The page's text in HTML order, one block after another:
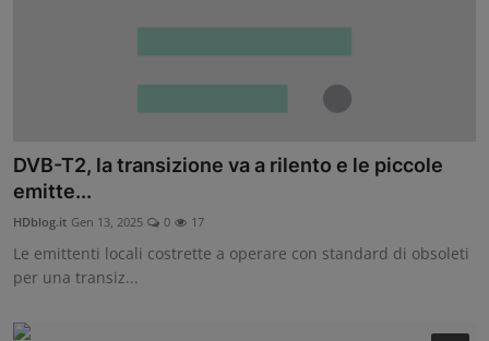
DVB-T2, la transizione va a rilento e le piccole
emitte...
HDblog.it Gen 13, 2025 0 17
Le emittenti locali costrette a operare con standard di obsoleti
per una transiz...